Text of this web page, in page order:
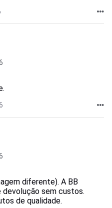
diferente). A BB
devolução sem custos.
de qualidade.